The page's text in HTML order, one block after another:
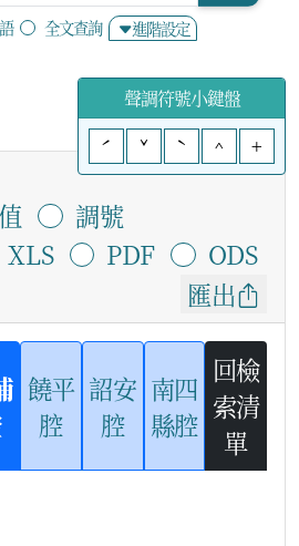
全文查詢 進階設定
聲調符號小鍵盤
ˊ
ˇ ˋ ^ +
調號
XLS
PDF
ODS
匯出
饒平
腔
詔安
腔
南四
縣腔
回檢
索清
單